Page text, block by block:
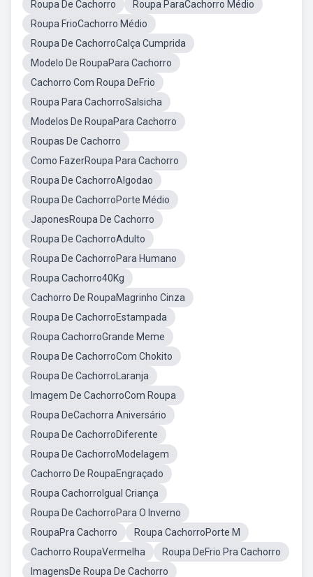
Roupa De Cachorro
Roupa ParaCachorro Médio
Roupa FrioCachorro Médio
Roupa De CachorroCalça Cumprida
Modelo De RoupaPara Cachorro
Cachorro Com Roupa DeFrio
Roupa Para CachorroSalsicha
Modelos De RoupaPara Cachorro
Roupas De Cachorro
Como FazerRoupa Para Cachorro
Roupa De CachorroAlgodao
Roupa De CachorroPorte Médio
JaponesRoupa De Cachorro
Roupa De CachorroAdulto
Roupa De CachorroPara Humano
Roupa Cachorro40Kg
Cachorro De RoupaMagrinho Cinza
Roupa De CachorroEstampada
Roupa CachorroGrande Meme
Roupa De CachorroCom Chokito
Roupa De CachorroLaranja
Imagem De CachorroCom Roupa
Roupa DeCachorra Aniversário
Roupa De CachorroDiferente
Roupa De CachorroModelagem
Cachorro De RoupaEngraçado
Roupa CachorroIgual Criança
Roupa De CachorroPara O Inverno
RoupaPra Cachorro
Roupa CachorroPorte M
Cachorro RoupaVermelha
Roupa DeFrio Pra Cachorro
ImagensDe Roupa De Cachorro